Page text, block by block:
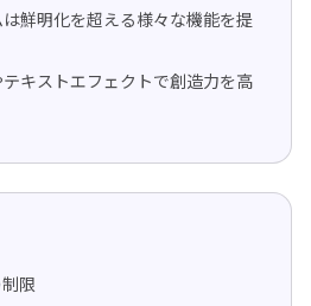
は鮮明化を超える様々な機能を提
テキストエフェクトで創造力を高
限